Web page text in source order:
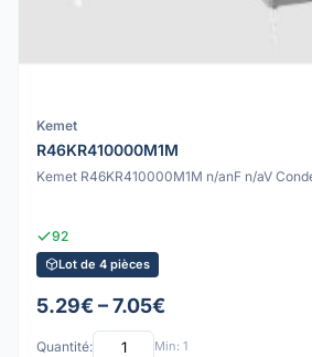
Kemet
R46KR410000M1M
Kemet R46KR410000M1M n/anF n/aV
92
Lot de 4 pièces
5.29€ – 7.05€
Quantité: Min: 1